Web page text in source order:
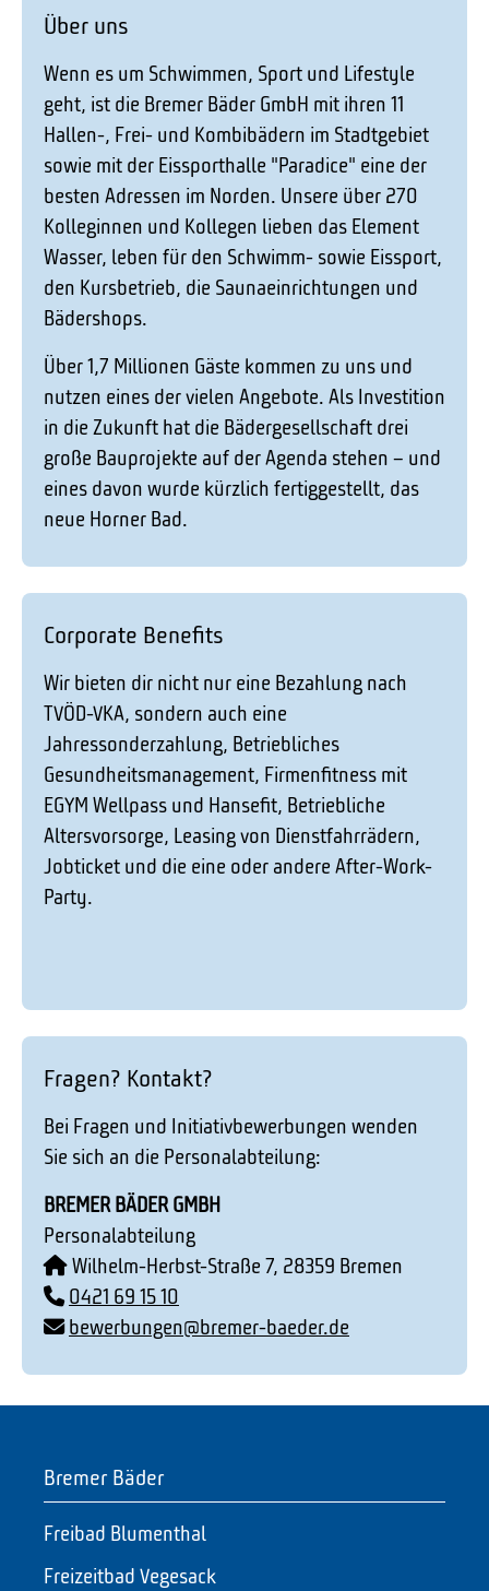
Über uns
Wenn es um Schwimmen, Sport und Lifestyle
geht, ist die Bremer Bäder GmbH mit ihren 11
Hallen-, Frei- und Kombibädern im Stadtgebiet
sowie mit der Eissporthalle "Paradice" eine der
besten Adressen im Norden. Unsere über 270
Kolleginnen und Kollegen lieben das Element
Wasser, leben für den Schwimm- sowie Eissport,
den Kursbetrieb, die Saunaeinrichtungen und
Bädershops.
Über 1,7 Millionen Gäste kommen zu uns und
nutzen eines der vielen Angebote. Als Investition
in die Zukunft hat die Bädergesellschaft drei
große Bauprojekte auf der Agenda stehen – und
eines davon wurde kürzlich fertiggestellt, das
neue Horner Bad.
Corporate Benefits
Wir bieten dir nicht nur eine Bezahlung nach
TVÖD-VKA, sondern auch eine
Jahressonderzahlung, Betriebliches
Gesundheitsmanagement, Firmenfitness mit
EGYM Wellpass und Hansefit, Betriebliche
Altersvorsorge, Leasing von Dienstfahrrädern,
Jobticket und die eine oder andere After-Work-
Party.
Fragen? Kontakt?
Bei Fragen und Initiativbewerbungen wenden
Sie sich an die Personalabteilung:
BREMER BÄDER GMBH
Personalabteilung
Wilhelm-Herbst-Straße 7, 28359 Bremen
0421 69 15 10
bewerbungen@bremer-baeder.de
Bremer Bäder
Freibad Blumenthal
Freizeitbad Vegesack